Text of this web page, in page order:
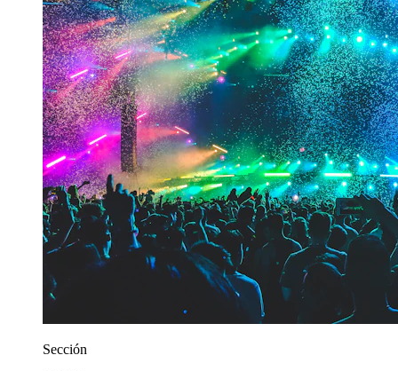
Sección